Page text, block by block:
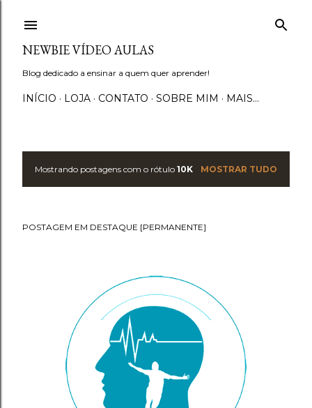
NEWBIE VÍDEO AULAS
Blog dedicado a ensinar a quem quer aprender!
INÍCIO LOJA CONTATO SOBRE MIM MAIS…
P
s
Mostrando postagens com o rótulo 10K MOSTRAR TUDO
POSTAGEM EM DESTAQUE [PERMANENTE]